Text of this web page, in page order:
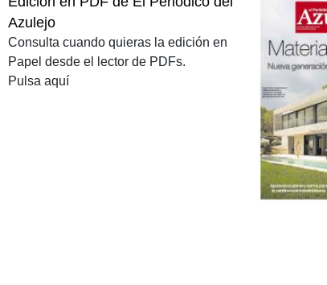
Azulejo
Consulta cuando quieras la edición en
Papel desde el lector de PDFs.
Pulsa aquí